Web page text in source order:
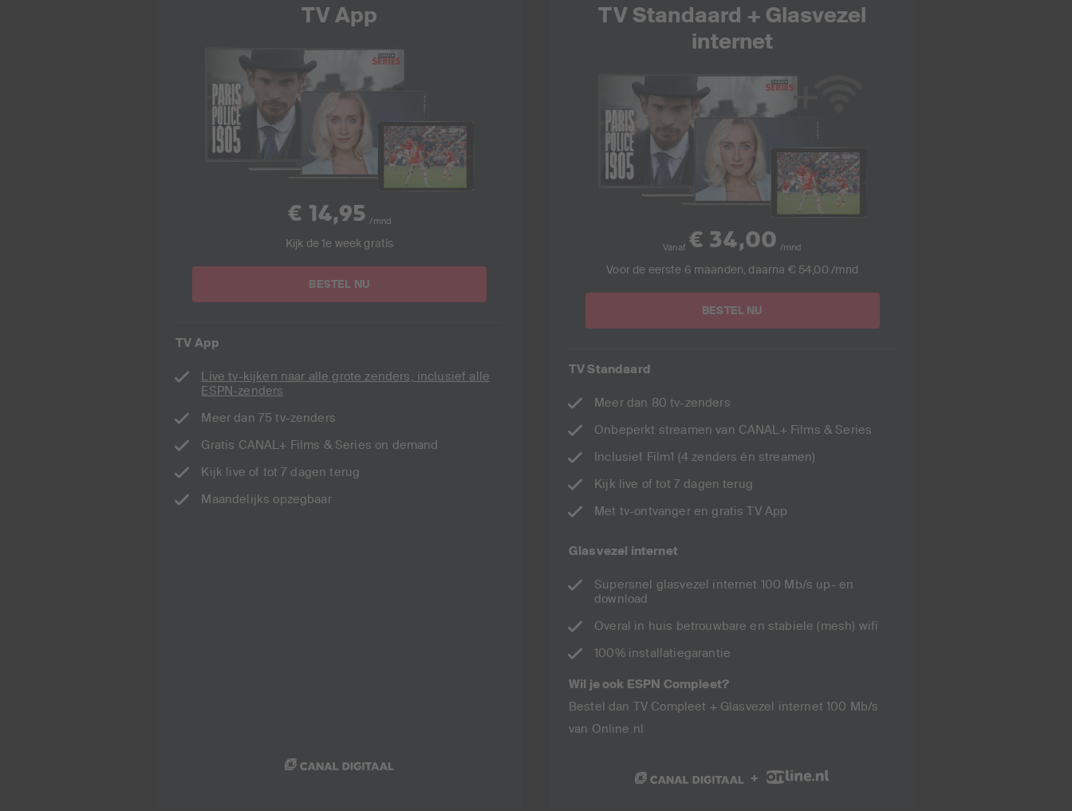
TV App
€ 14,95 /mnd
Kijk de 1e week gratis
BESTEL NU
TV App
Live tv-kijken naar alle grote zenders, inclusief alle
ESPN-zenders
Meer dan 75 tv-zenders
Gratis CANAL+ Films & Series on demand
Kijk live of tot 7 dagen terug
Maandelijks opzegbaar
TV Standaard + Glasvezel
internet
Vanaf € 34,00 /mnd
Voor de eerste 6 maanden, daarna € 54,00 /mnd
BESTEL NU
TV Standaard
Meer dan 80 tv-zenders
Onbeperkt streamen van CANAL+ Films & Series
Inclusief Film1 (4 zenders én streamen)
Kijk live of tot 7 dagen terug
Met tv-ontvanger en gratis TV App
Glasvezel internet
Supersnel glasvezel internet 100 Mb/s up- en
download
Overal in huis betrouwbare en stabiele (mesh) wifi
100% installatiegarantie
Wil je ook ESPN Compleet?
Bestel dan TV Compleet + Glasvezel internet 100 Mb/s
van Online.nl
+